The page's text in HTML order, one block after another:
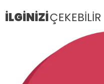
İLGİNİZİÇEKEBİLİR